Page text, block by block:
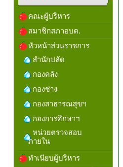
คณะผู้บริหาร
สมาชิกสภาอบต.
หัวหน้าส่วนราชการ
สำนักปลัด
กองคลัง
กองช่าง
กองสาธารณสุขฯ
กองการศึกษาฯ
หน่วยตรวจสอบ
ภายใน
ทำเนียบผู้บริหาร